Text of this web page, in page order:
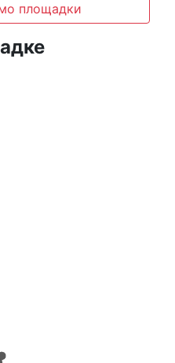
площадки